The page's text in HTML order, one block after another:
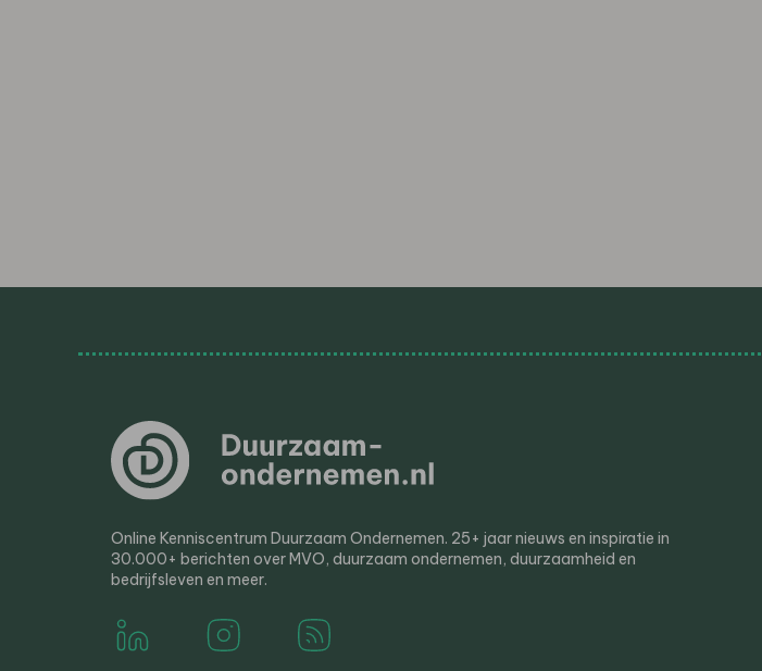
Online Kenniscentrum Duurzaam Ondernemen. 25+ jaar nieuws en inspiratie in
30.000+ berichten over MVO, duurzaam ondernemen, duurzaamheid en
bedrijfsleven en meer.